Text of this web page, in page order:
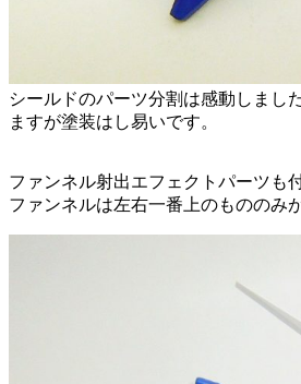
シールドのパーツ分割は感動しまし
ますが塗装はし易いです。
ファンネル射出エフェクトパーツも付
ファンネルは左右一番上のもののみ